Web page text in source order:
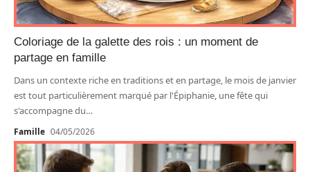
Coloriage de la galette des rois : un moment de
partage en famille
Dans un contexte riche en traditions et en partage, le mois de janvier
est tout particulièrement marqué par l'Épiphanie, une fête qui
s'accompagne du…
Famille 04/05/2026